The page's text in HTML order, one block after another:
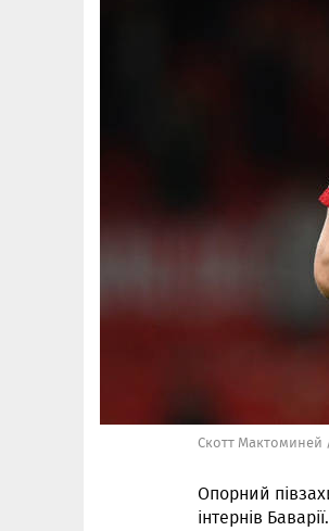
Скотт Мактоминей
Опорний
інтернів